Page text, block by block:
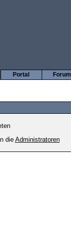
Forum
Portal
dieAdministratoren